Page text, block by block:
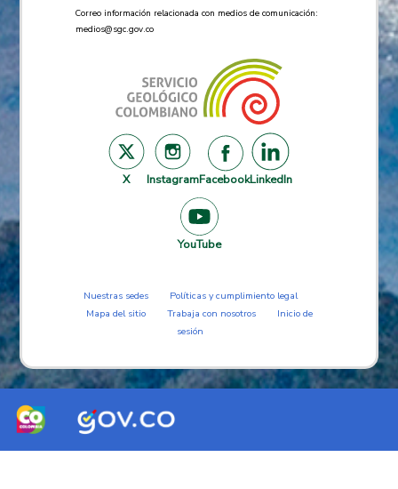
Correo información relacionada con medios de comunicación:
medios@sgc.gov.co
X InstagramFacebookLinkedIn
YouTube
Nuestras sedes
Políticas y cumplimiento legal
Mapa del sitio
Trabaja con nosotros
Inicio de
sesión